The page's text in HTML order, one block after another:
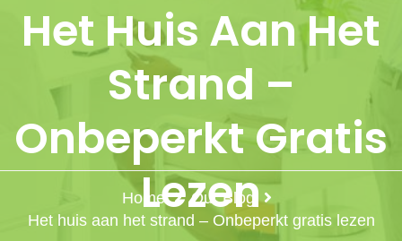
Het Huis Aan Het
Strand –
Onbeperkt Gratis
Lezen
Home
Our Blog
Het huis aan het strand – Onbeperkt gratis lezen